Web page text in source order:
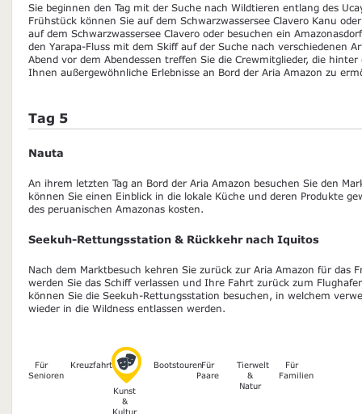
Sie beginnen den Tag mit der Suche nach Wildtieren entlang des
Frühstück können Sie auf dem Schwarzwassersee Clavero Kanu
auf dem Schwarzwassersee Clavero oder besuchen ein
den Yarapa-Fluss mit dem Skiff auf der Suche nach verschiedenen
Abend vor dem Abendessen treffen Sie die Crewmitglieder, die
Ihnen außergewöhnliche Erlebnisse an Bord der Aria Amazon zu
Tag 5
Nauta
An ihrem letzten Tag an Bord der Aria Amazon besuchen Sie den
können Sie einen Einblick in die lokale Küche und deren Produkte
des peruanischen Amazonas kosten.
Seekuh-Rettungsstation & Rückkehr nach Iquitos
Nach dem Marktbesuch kehren Sie zurück zur Aria Amazon für das
werden Sie das Schiff verlassen und Ihre Fahrt zurück zum
können Sie die Seekuh-Rettungsstation besuchen, in welchem
wieder in die Wildness entlassen werden.
Für
Senioren
Kreuzfahrten
Kunst
&
Kultur
BootstourenFür
Paare
Tierwelt
&
Natur
Für
Familien